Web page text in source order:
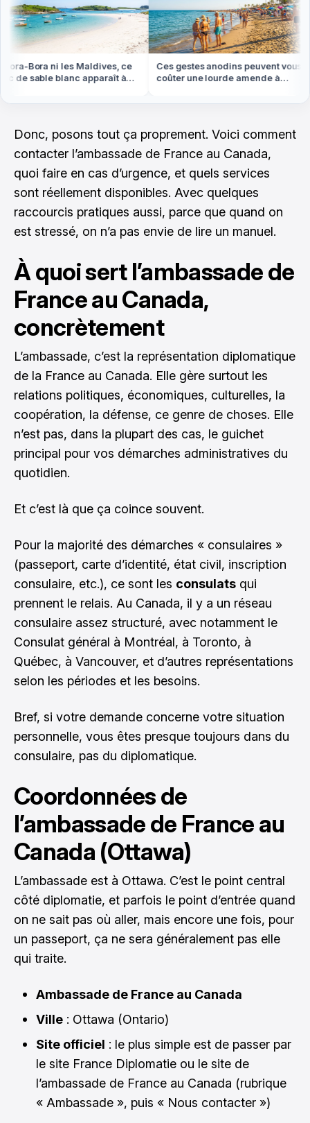
Bora ni les Maldives, ce
de sable blanc apparaît à
Ces gestes anodins peuvent vous
coûter une lourde amende à
Donc, posons tout ça proprement. Voici comment
contacter l’ambassade de France au Canada,
quoi faire en cas d’urgence, et quels services
sont réellement disponibles. Avec quelques
raccourcis pratiques aussi, parce que quand on
est stressé, on n’a pas envie de lire un manuel.
À quoi sert l’ambassade de
France au Canada,
concrètement
L’ambassade, c’est la représentation diplomatique
de la France au Canada. Elle gère surtout les
relations politiques, économiques, culturelles, la
coopération, la défense, ce genre de choses. Elle
n’est pas, dans la plupart des cas, le guichet
principal pour vos démarches administratives du
quotidien.
Et c’est là que ça coince souvent.
Pour la majorité des démarches « consulaires »
(passeport, carte d’identité, état civil, inscription
consulaire, etc.), ce sont les consulats qui
prennent le relais. Au Canada, il y a un réseau
consulaire assez structuré, avec notamment le
Consulat général à Montréal, à Toronto, à
Québec, à Vancouver, et d’autres représentations
selon les périodes et les besoins.
Bref, si votre demande concerne votre situation
personnelle, vous êtes presque toujours dans du
consulaire, pas du diplomatique.
Coordonnées de
l’ambassade de France au
Canada (Ottawa)
L’ambassade est à Ottawa. C’est le point central
côté diplomatie, et parfois le point d’entrée quand
on ne sait pas où aller, mais encore une fois, pour
un passeport, ça ne sera généralement pas elle
qui traite.
Ambassade de France au Canada
Ville : Ottawa (Ontario)
Site officiel : le plus simple est de passer par
le site France Diplomatie ou le site de
l’ambassade de France au Canada (rubrique
« Ambassade », puis « Nous contacter »)